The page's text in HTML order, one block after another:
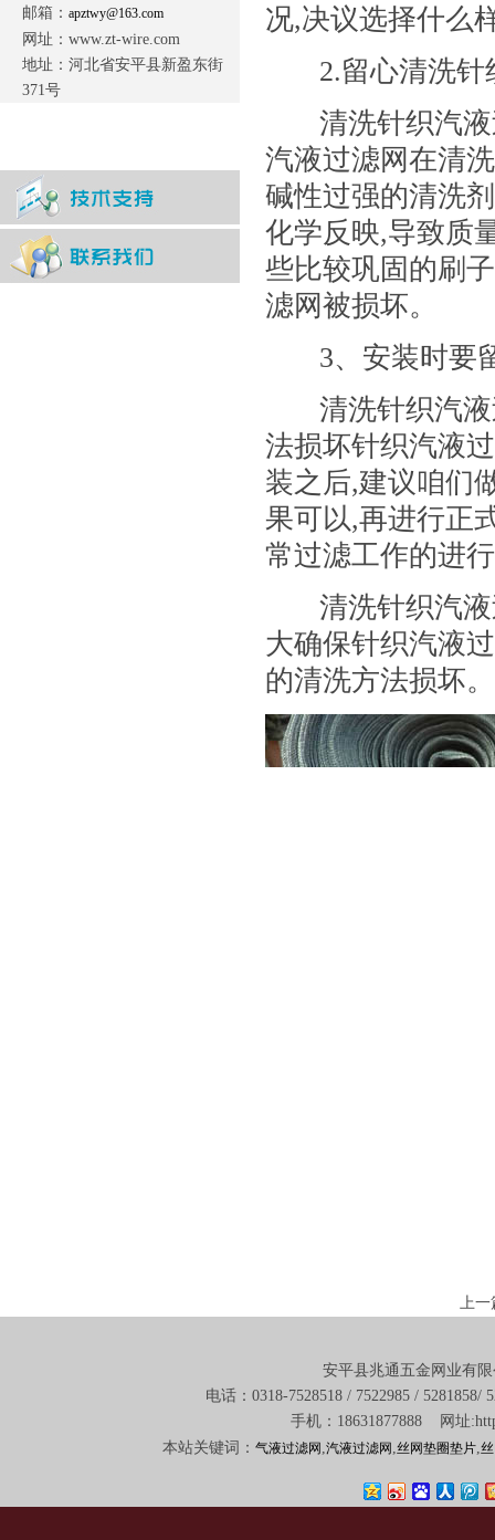
邮箱： apztwy@163.com
网址：www.zt-wire.com
地址：河北省安平县新盈东街
371号
况,决议选择什么
2.留心清洗
清洗针织汽液
汽液过滤网在清
碱性过强的清洗剂
化学反映,导致质
些比较巩固的刷
滤网被损坏。
3、安装时要
清洗针织汽液
法损坏针织汽液
装之后,建议咱们
果可以,再进行正
常过滤工作的进
清洗针织汽液
大确保针织汽液
的清洗方法损坏。
上一
安平县兆通五金网业有
电话：0318-7528518 / 7522985 /
手机：18631877888 网址
本站关键词：气液过滤网 ,汽液过滤网 ,丝网垫圈垫片,